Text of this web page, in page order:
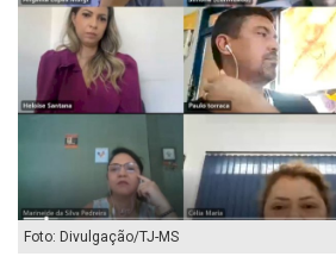
Foto: Divulgação/TJ-MS